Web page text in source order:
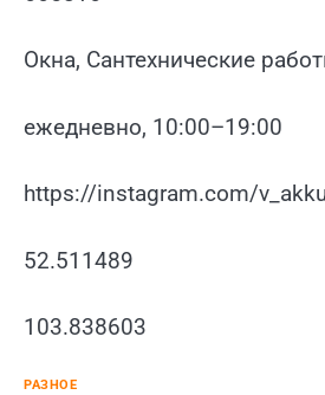
Окна, Сантехнические
ежедневно, 10:00–19:00
https://instagram.com/
52.511489
103.838603
РАЗНОЕ